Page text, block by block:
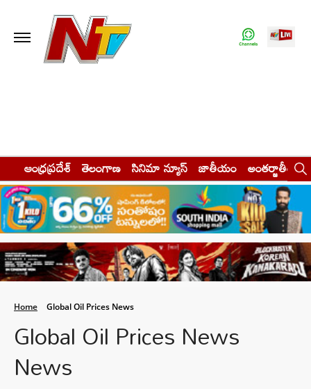
ఆంధ్రప్రదేశ్ తెలంగాణ సినిమా న్యూస్ జాతీయం అంతర్జాతీయం
Home Global Oil Prices News
Global Oil Prices News
News